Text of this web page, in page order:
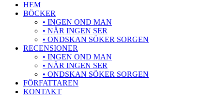
HEM
BÖCKER
• INGEN OND MAN
• NÄR INGEN SER
• ONDSKAN SÖKER SORGEN
RECENSIONER
• INGEN OND MAN
• NÄR INGEN SER
• ONDSKAN SÖKER SORGEN
FÖRFATTAREN
KONTAKT